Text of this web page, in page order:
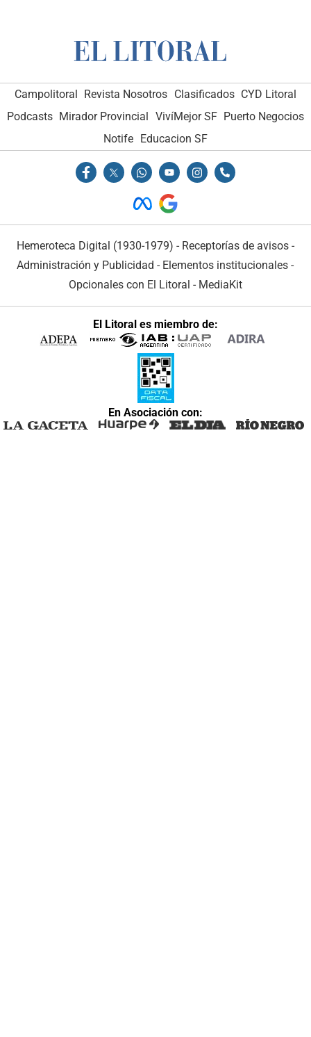
Campolitoral Revista Nosotros Clasificados CYD Litoral
Podcasts Mirador Provincial VivíMejor SF Puerto Negocios
Notife Educacion SF
Hemeroteca Digital (1930-1979) - Receptorías de avisos -
Administración y Publicidad - Elementos institucionales -
Opcionales con El Litoral - MediaKit
El Litoral es miembro de:
En Asociación con: